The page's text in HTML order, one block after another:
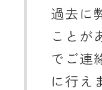
過去に
ことが
でご連
に行え